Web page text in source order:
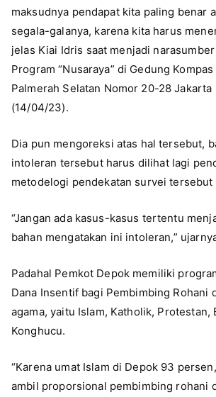
maksudnya pendapat kita paling benar
segala-galanya, karena kita harus
jelas Kiai Idris saat menjadi
Program “Nusaraya” di Gedung
Palmerah Selatan Nomor 20-28 Jakarta
(14/04/23).
Dia pun mengoreksi atas hal tersebut,
intoleran tersebut harus dilihat lagi
metodelogi pendekatan survei tersebut
“Jangan ada kasus-kasus tertentu
bahan mengatakan ini intoleran,”
Padahal Pemkot Depok memiliki
Dana Insentif bagi Pembimbing Rohani
agama, yaitu Islam, Katholik, Protestan,
Konghucu.
“Karena umat Islam di Depok 93
ambil proporsional pembimbing rohani